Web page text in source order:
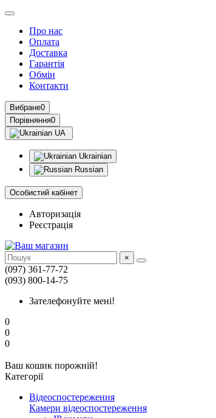
Про нас
Оплата
Доставка
Гарантія
Обмін
Контакти
Вибране0
Порівняння0
UA
Ukrainian
Russian
Особистий кабінет
Авторизація
Реєстрація
×
(097) 361-77-72
(093) 800-14-75
Зателефонуйте мені!
0
0
0
Ваш кошик порожній!
Категорії
Відеоспостереження
Камери відеоспостереження